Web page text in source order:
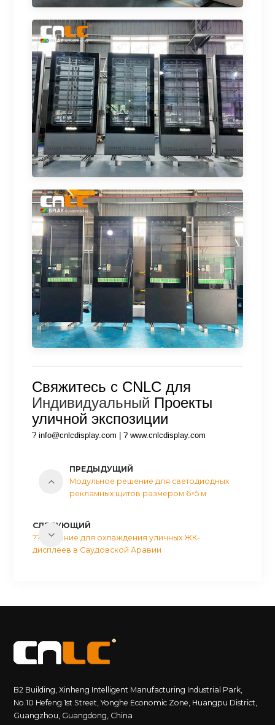
Свяжитесь с CNLC для
Индивидуальный Проекты
уличной экспозиции
?info@cnlcdisplay.com | ?www.cnlcdisplay.com
ПРЕДЫДУЩИЙ
Модульное решение для светодиодных
рекламных щитов размером 6×5 м
СЛЕДУЮЩИЙ
?? Решение для охлаждения уличных ЖК-
дисплеев в Саудовской Аравии
B2 Building, Xinheng Intelligent Manufacturing Industrial Park,
No.10 Hefeng 1st Street, Yonghe Economic Zone, Huangpu District,
Guangzhou, Guangdong, China